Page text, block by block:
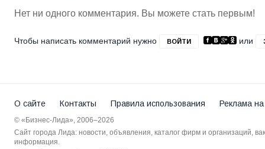
Нет ни одного комментария. Вы можете стать первым!
Чтобы написать комментарий нужно ВОЙТИ или
О сайте Контакты Правила использования Реклама
© «Бизнес-Лида», 2006–2026
Сайт города Лида: новости, объявления, каталог фирм и организаций,
информация.